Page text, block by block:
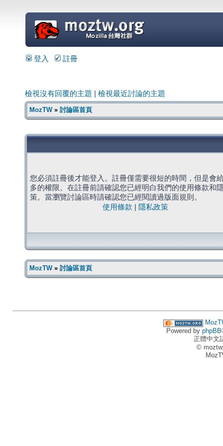
=
登入 註冊
檢視沒有回覆的主題 檢視最近討論的主題
MozTW» 討論區首頁
您必須註冊後才能登入。註冊僅需要很短的時間，但是會
多的權限。在註冊前請確認您已經明白我們的使用條款和
策。當瀏覽討論區時請確認您已經閱讀過版面規則。
使用條款
隱私政策
MozTW» 討論區首頁
Powered by phpBB
正體中文
©